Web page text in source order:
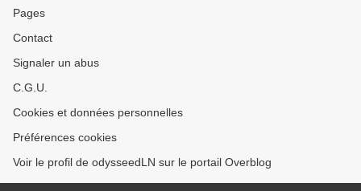
Pages
Contact
Signaler un abus
C.G.U.
Cookies et données personnelles
Préférences cookies
Voir le profil de odysseedLN sur le portail Overblog